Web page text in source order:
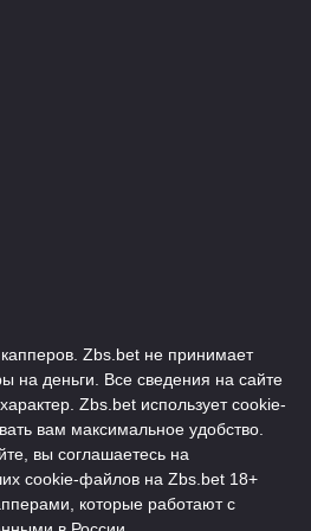
Zbs.bet не принимает
на деньги. Все сведения на сайте
Zbs.bet использует cookie-
вам максимальное удобство.
вы соглашаетесь на
cookie-файлов на Zbs.bet 18+
которые работают с